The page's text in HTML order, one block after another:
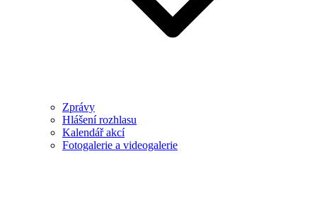
Zprávy
Hlášení rozhlasu
Kalendář akcí
Fotogalerie a videogalerie